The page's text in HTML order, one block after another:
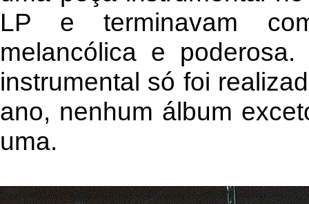
LP e terminavam
melancólica e
instrumental só foi
ano, nenhum álbum
uma.